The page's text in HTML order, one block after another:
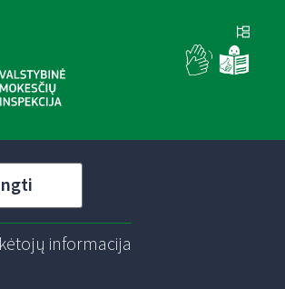
informacija